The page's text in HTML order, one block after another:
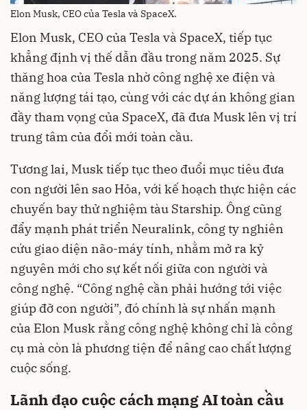
Elon Musk, CEO của Tesla và SpaceX.
Elon Musk, CEO của Tesla và SpaceX, tiếp tục
khẳng định vị thế dẫn đầu trong năm 2025. Sự
thăng hoa của Tesla nhờ công nghệ xe điện và
năng lượng tái tạo, cùng với các dự án không gian
đầy tham vọng của SpaceX, đã đưa Musk lên vị trí
trung tâm của đổi mới toàn cầu.
Tương lai, Musk tiếp tục theo đuổi mục tiêu đưa
con người lên sao Hỏa, với kế hoạch thực hiện các
chuyến bay thử nghiệm tàu Starship. Ông cũng
đẩy mạnh phát triển Neuralink, công ty nghiên
cứu giao diện não-máy tính, nhằm mở ra kỷ
nguyên mới cho sự kết nối giữa con người và
công nghệ. “Công nghệ cần phải hướng tới việc
giúp đỡ con người”, đó chính là sự nhấn mạnh
của Elon Musk rằng công nghệ không chỉ là công
cụ mà còn là phương tiện để nâng cao chất lượng
cuộc sống.
Lãnh đạo cuộc cách mạng AI toàn cầu